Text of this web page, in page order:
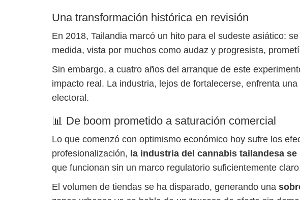
Una transformación histórica en revisión
En 2018, Tailandia marcó un hito para el sudeste asiático:
medida, vista por muchos como audaz y progresista,
Sin embargo, a cuatro años del arranque de este
impacto real. La industria, lejos de fortalecerse, enfrenta
electoral.
📊 De boom prometido a saturación comercial
Lo que comenzó con optimismo económico hoy sufre los
profesionalización, la industria del cannabis tailandesa
que funcionan sin un marco regulatorio suficientemente
El volumen de tiendas se ha disparado, generando una